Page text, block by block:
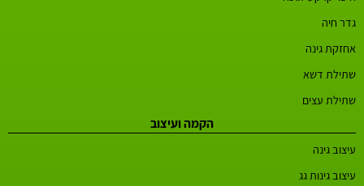
גדר חיה
אחזקת גינה
שתילת דשא
שתילת עצים
הקמה ועיצוב
עיצוב גינה
עיצוב גינות גג